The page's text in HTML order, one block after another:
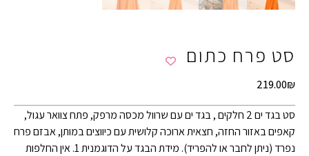
סט פרח כתום
219.00₪
סט בגד ים 2 חלקים , בגד ים עם שרוול מכסה מרפק, פתח צוואר עגול,
קאפים באזור החזה, חצאית ארוכה קלושית עם כיווצים במותן, אבזם פרח
נפרד (ניתן לחבר או להפריד). מידת הבגד על הדוגמנית 1. אין החלפות